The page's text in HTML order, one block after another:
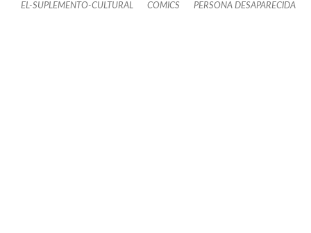
EL-SUPLEMENTO-CULTURAL COMICS PERSONA DESAPARECIDA